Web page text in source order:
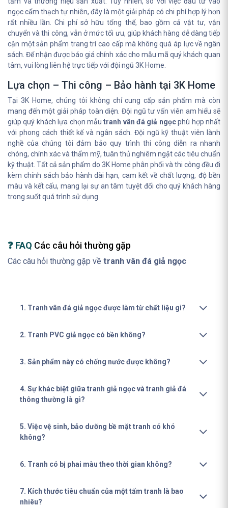
ngọc cẩm thạch tự nhiên, đây là một giải pháp có chi phí hợp lý hơn
rất nhiều lần. Chi phí sở hữu tổng thể, bao gồm cả vật tư, vận
chuyển và thi công, vẫn ở mức tối ưu, giúp khách hàng dễ dàng tiếp
cận một sản phẩm trang trí cao cấp mà không quá áp lực về ngân
sách. Để nhận được báo giá chính xác cho mẫu mã quý khách quan
tâm, vui lòng liên hệ trực tiếp với đội ngũ 3K Home.
Lựa chọn – Thi công – Bảo hành tại 3K Home
Tại 3K Home, chúng tôi không chỉ cung cấp sản phẩm mà còn
mang đến một giải pháp toàn diện. Đội ngũ tư vấn viên am hiểu sẽ
giúp quý khách lựa chọn mẫutranh vân đá giả ngọcphù hợp nhất
với phong cách thiết kế và ngân sách. Đội ngũ kỹ thuật viên lành
nghề của chúng tôi đảm bảo quy trình thi công diễn ra nhanh
chóng, chính xác và thẩm mỹ, tuân thủ nghiêm ngặt các tiêu chuẩn
kỹ thuật. Tất cả sản phẩm do 3K Home phân phối và thi công đều đi
kèm chính sách bảo hành dài hạn, cam kết về chất lượng, độ bền
màu và kết cấu, mang lại sự an tâm tuyệt đối cho quý khách hàng
trong suốt quá trình sử dụng.
❓ FAQ Các câu hỏi thường gặp
Các câu hỏi thường gặp về tranh vân đá giả ngọc
1. Tranh vân đá giả ngọc được làm từ chất liệu gì?
2. Tranh PVC giả ngọc có bền không?
3. Sản phẩm này có chống nước được không?
4. Sự khác biệt giữa tranh giả ngọc và tranh giả đá
thông thường là gì?
5. Việc vệ sinh, bảo dưỡng bề mặt tranh có khó
không?
6. Tranh có bị phai màu theo thời gian không?
7. Kích thước tiêu chuẩn của một tấm tranh là bao
nhiêu?